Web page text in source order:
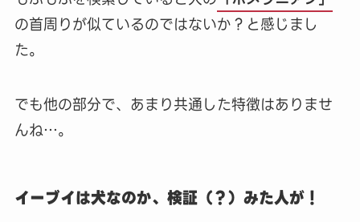
の首周りが似ているのではないか？と感じまし
た。
でも他の部分で、あまり共通した特徴はありませ
んね…。
イーブイは犬なのか、検証（？）みた人が！